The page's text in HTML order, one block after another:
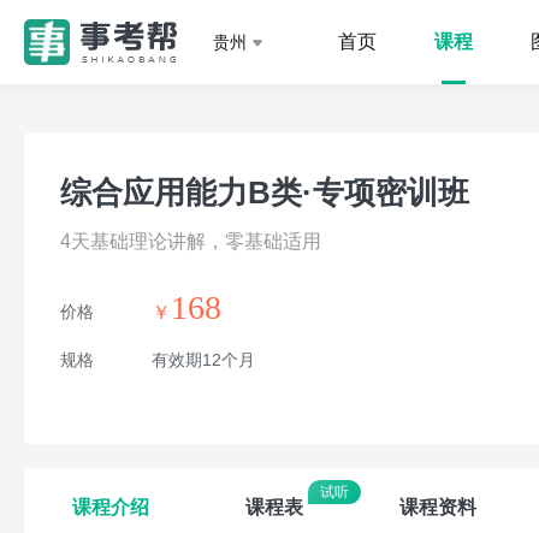
贵州 首页 课程
综合应用能力B类·专项密训班
4天基础理论讲解，零基础适用
价格 ￥ 168
规格 有效期12个月
课程介绍 课程表 课程资料